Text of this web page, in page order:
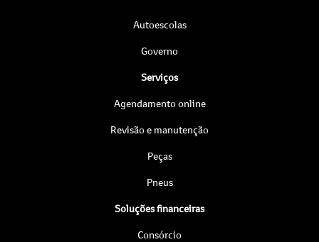
Autoescolas
Governo
Serviços
Agendamento online
Revisão e manutenção
Peças
Pneus
Soluções financeiras
Consórcio